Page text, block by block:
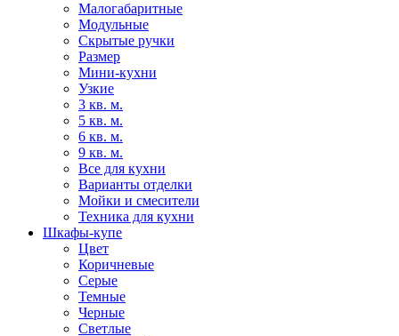
Малогабаритные
Модульные
Скрытые ручки
Размер
Мини-кухни
Узкие
3 кв. м.
5 кв. м.
6 кв. м.
9 кв. м.
Все для кухни
Варианты отделки
Мойки и смесители
Техника для кухни
Шкафы-купе
Цвет
Коричневые
Серые
Темные
Черные
Светлые